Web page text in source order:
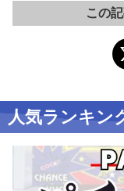
この
人気ランキン